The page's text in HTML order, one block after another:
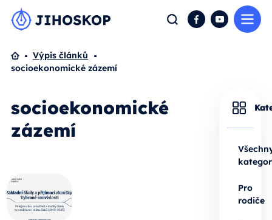
Hledat FacebookYouTube
Domů
Výpis článků
socioekonomické zázemí
socioekonomické
zázemí
Pro
rodiče